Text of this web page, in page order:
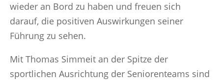
wieder an Bord zu haben und freuen sich
darauf, die positiven Auswirkungen seiner
Führung zu sehen.
Mit Thomas Simmeit an der Spitze der
sportlichen Ausrichtung der Seniorenteams sind